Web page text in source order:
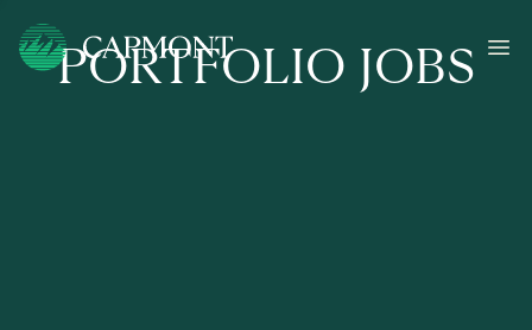
PORTFOLIO JOBS